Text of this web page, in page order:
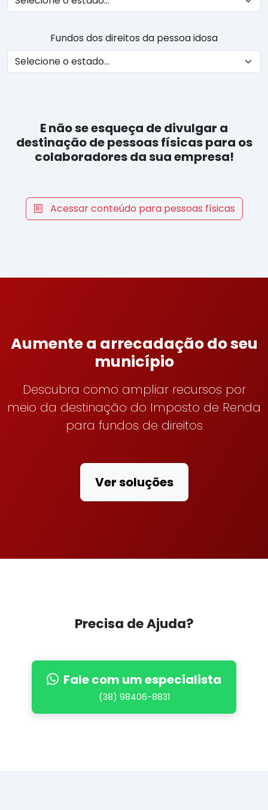
Fundos dos direitos da pessoa idosa
E não se esqueça de divulgar a
destinação de pessoas físicas para os
colaboradores da sua empresa!
Acessar conteúdo para pessoas físicas
Aumente a arrecadação do seu
município
Descubra como ampliar recursos por
meio da destinação do Imposto de Renda
para fundos de direitos
Ver soluções
Precisa de Ajuda?
Fale com um especialista
(38) 98406-8831